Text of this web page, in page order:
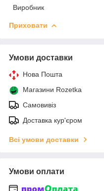
Виробник
Приховати
Умови доставки
Нова Пошта
Магазини Rozetka
Самовивіз
Доставка кур'єром
Всі умови доставки
Умови оплати